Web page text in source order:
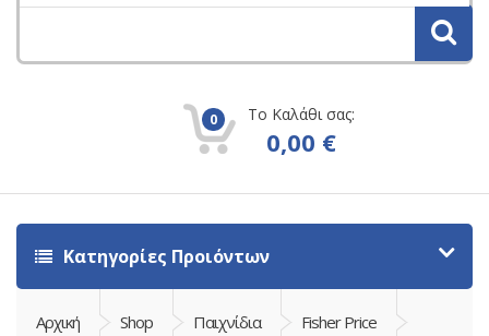
0 Το Καλάθι σας:
0,00 €
Κατηγορίες Προιόντων
Αρχική Shop Παιχνίδια Fisher Price